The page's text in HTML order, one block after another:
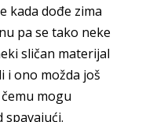
kada dođe zima
pa se tako neke
sličan materijal
i ono možda još
mogu